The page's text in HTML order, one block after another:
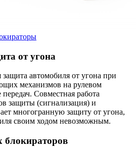
от угона
автомобиля от угона при
механизмов на рулевом
Совместная работа
защиты (сигнализация) и
многогранную защиту от угона,
своим ходом невозможным.
блокираторов